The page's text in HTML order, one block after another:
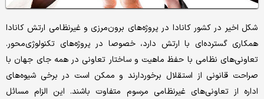
شکل اخیر در کشور کانادا در پروژه‌های برون‌مرزی و غیرنظامی ارتش کانادا
همکاری گسترده‌ای با ارتش دارد، خصوصا در پروژه‌های تکنولوژی‌محور.
تعاونی‌های نظامی با حفظ ماهیت و ساختار تعاونی در همه جای جهان با
صراحت قانونی از استقلال برخوردارند و ممکن است در برخی شیوه‌های
اداره از تعاونی‌های غیرنظامی مرسوم متفاوت باشند. این الزام مسائل